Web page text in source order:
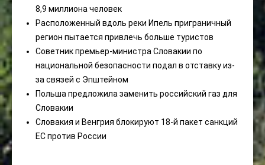
8,9 миллиона человек
Расположенный вдоль реки Ипель приграничный
регион пытается привлечь больше туристов
Советник премьер-министра Словакии по
национальной безопасности подал в отставку из-
за связей с Эпштейном
Польша предложила заменить российский газ для
Словакии
Словакия и Венгрия блокируют 18-й пакет санкций
ЕС против России